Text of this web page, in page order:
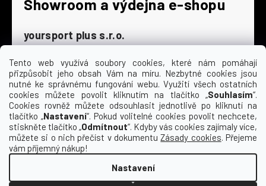
Tento web využívá soubory cookies, které nám pomáhají
přizpůsobit jeho obsah Vám na míru. Nezbytné cookies jsou
nutné ke správnému fungování webu. Využití všech ostatních
cookies můžete povolit kliknutím na tlačítko „Souhlasím“.
Cookies rovněž můžete odsouhlasit jednotlivě po kliknutí na
tlačítko „Nastavení“. Pokud volitelné cookies povolit nechcete,
stiskněte tlačítko „Odmítnout“. Kdyby vás cookies zajímaly více,
můžete si o nich přečíst v dokumentuZásady cookies. Přejeme
vám příjemný nákup!
Nastavení
Showroom a výdejna e-shopu
yoursport plus s.r.o.
Dyjská 845/4
196 00 Praha 9 - Čakovice
Po - Čt
9:00 - 16:30
Pá
9:00 - 15:30
So
zavřeno
Ne
zavřeno